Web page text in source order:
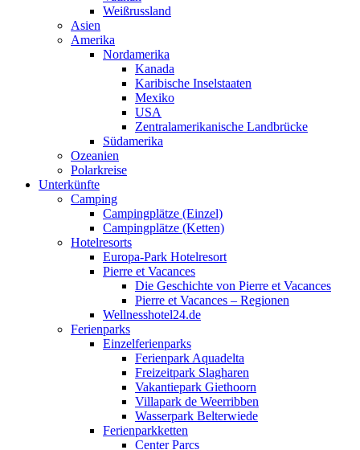
Weißrussland
Asien
Amerika
Nordamerika
Kanada
Karibische Inselstaaten
Mexiko
USA
Zentralamerikanische Landbrücke
Südamerika
Ozeanien
Polarkreise
Unterkünfte
Camping
Campingplätze (Einzel)
Campingplätze (Ketten)
Hotelresorts
Europa-Park Hotelresort
Pierre et Vacances
Die Geschichte von Pierre et Vacances
Pierre et Vacances – Regionen
Wellnesshotel24.de
Ferienparks
Einzelferienparks
Ferienpark Aquadelta
Freizeitpark Slagharen
Vakantiepark Giethoorn
Villapark de Weerribben
Wasserpark Belterwiede
Ferienparkketten
Center Parcs